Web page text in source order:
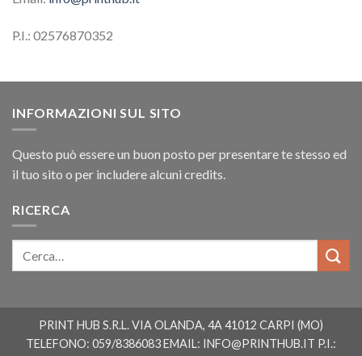
P.I.: 02576870352
INFORMAZIONI SUL SITO
Questo può essere un buon posto per presentare te stesso ed
il tuo sito o per includere alcuni credits.
RICERCA
PRINT HUB S.R.L. VIA OLANDA, 4A 41012 CARPI (MO)
TELEFONO: 059/8386083 EMAIL: INFO@PRINTHUB.IT P.I.: